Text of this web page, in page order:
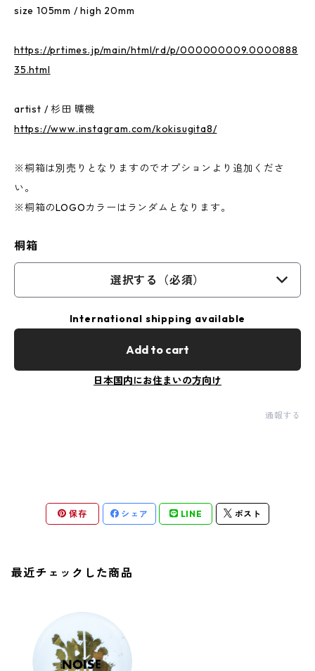
size 105mm / high 20mm
https://prtimes.jp/main/html/rd/p/000000009.0000888
35.html
artist / 杉田 曠機
https://www.instagram.com/kokisugita8/
※桐箱は別売りとなりますのでオプションより追加くださ
い。
※桐箱のLOGOカラーはランダムとなります。
桐箱
選択する（必須）
International shipping available
Add to cart
日本国内にお住まいの方向け
通報する
保存 シェア LINE ポスト
最近チェックした商品